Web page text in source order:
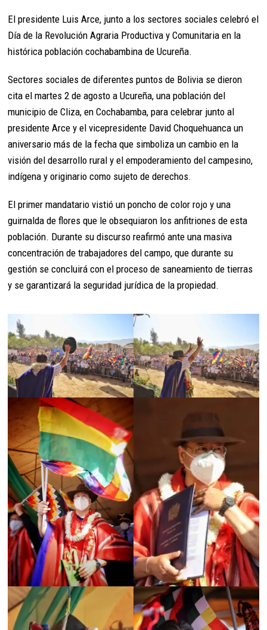
El presidente Luis Arce, junto a los sectores sociales celebró el
Día de la Revolución Agraria Productiva y Comunitaria en la
histórica población cochabambina de Ucureña.
Sectores sociales de diferentes puntos de Bolivia se dieron
cita el martes 2 de agosto a Ucureña, una población del
municipio de Cliza, en Cochabamba, para celebrar junto al
presidente Arce y el vicepresidente David Choquehuanca un
aniversario más de la fecha que simboliza un cambio en la
visión del desarrollo rural y el empoderamiento del campesino,
indígena y originario como sujeto de derechos.
El primer mandatario vistió un poncho de color rojo y una
guirnalda de flores que le obsequiaron los anfitriones de esta
población. Durante su discurso reafirmó ante una masiva
concentración de trabajadores del campo, que durante su
gestión se concluirá con el proceso de saneamiento de tierras
y se garantizará la seguridad jurídica de la propiedad.